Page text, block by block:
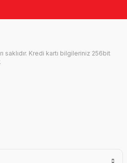
saklıdır. Kredi kartı bilgileriniz 256bit